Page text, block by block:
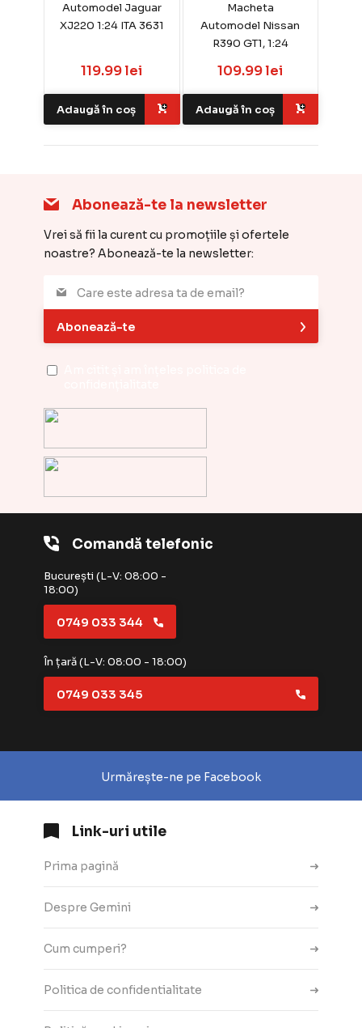
Automodel Jaguar
XJ220 1:24 ITA 3631
119.99 lei
Adaugă în coș
Macheta
Automodel Nissan
R390 GT1, 1:24
109.99 lei
Adaugă în coș
Comandă telefonic
București (L-V: 08:00 -
18:00)
0749 033 344
În țară (L-V: 08:00 - 18:00)
0749 033 345
Urmărește-ne pe Facebook
Link-uri utile
Prima pagină
Despre Gemini
Cum cumperi?
Politica de confidentialitate
Abonează-te la newsletter
Vrei să fii la curent cu promoțiile și ofertele
noastre? Abonează-te la newsletter:
Abonează-te